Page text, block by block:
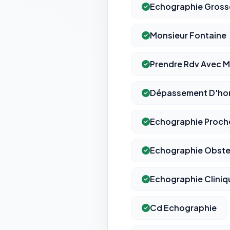
Echographie
Monsieur Fontaine
Prendre Rdv Avec
Dépassement
Echographie
Echographie
Echographie
Cd Echographie